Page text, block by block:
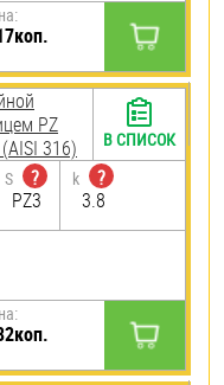
PZ
316)
S
?
PZ3
k
?
3.8
В СПИСОК